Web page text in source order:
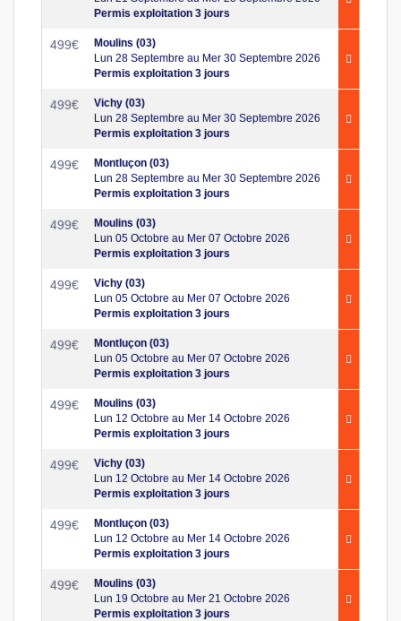
Permis exploitation 3 jours
499€
Moulins (03)
Lun 28 Septembre au Mer 30 Septembre 2026
Permis exploitation 3 jours
499€
Vichy (03)
Lun 28 Septembre au Mer 30 Septembre 2026
Permis exploitation 3 jours
499€
Montluçon (03)
Lun 28 Septembre au Mer 30 Septembre 2026
Permis exploitation 3 jours
499€
Moulins (03)
Lun 05 Octobre au Mer 07 Octobre 2026
Permis exploitation 3 jours
499€
Vichy (03)
Lun 05 Octobre au Mer 07 Octobre 2026
Permis exploitation 3 jours
499€
Montluçon (03)
Lun 05 Octobre au Mer 07 Octobre 2026
Permis exploitation 3 jours
499€
Moulins (03)
Lun 12 Octobre au Mer 14 Octobre 2026
Permis exploitation 3 jours
499€
Vichy (03)
Lun 12 Octobre au Mer 14 Octobre 2026
Permis exploitation 3 jours
499€
Montluçon (03)
Lun 12 Octobre au Mer 14 Octobre 2026
Permis exploitation 3 jours
499€
Moulins (03)
Lun 19 Octobre au Mer 21 Octobre 2026
Permis exploitation 3 jours